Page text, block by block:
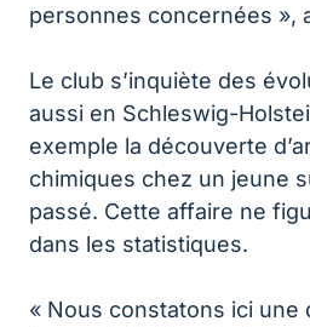
personnes concernées »,
Le club s’inquiète des
aussi en Schleswig-
exemple la découverte
chimiques chez un jeune
passé. Cette affaire ne
dans les statistiques.
« Nous constatons ici une